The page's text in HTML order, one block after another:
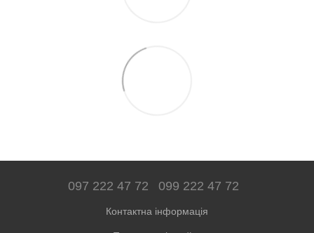
097 222 47 72 099 222 47 72
Контактна інформація